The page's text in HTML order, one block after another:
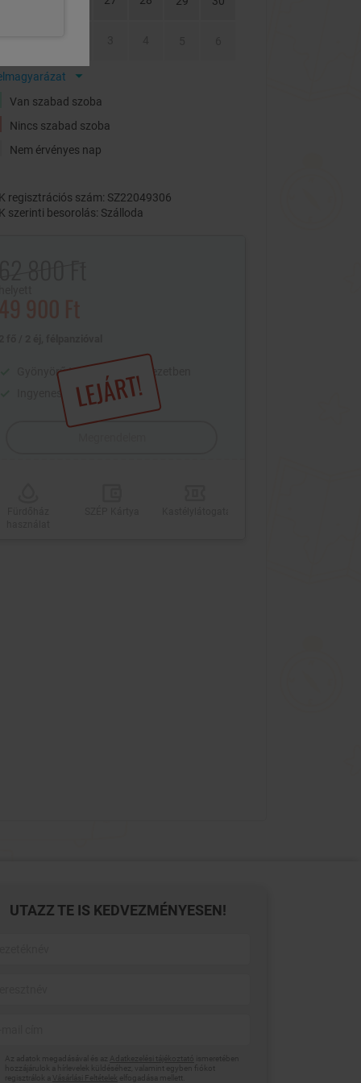
Van szabad szoba
Nincs szabad szoba
Nem érvényes nap
regisztrációs szám: SZ22049306
szerinti besorolás: Szálloda
LEJÁRT!
Gyönyörű természeti környezetben
Ingyenes parkolás
UTAZZ TE IS KEDVEZMÉNYESEN!